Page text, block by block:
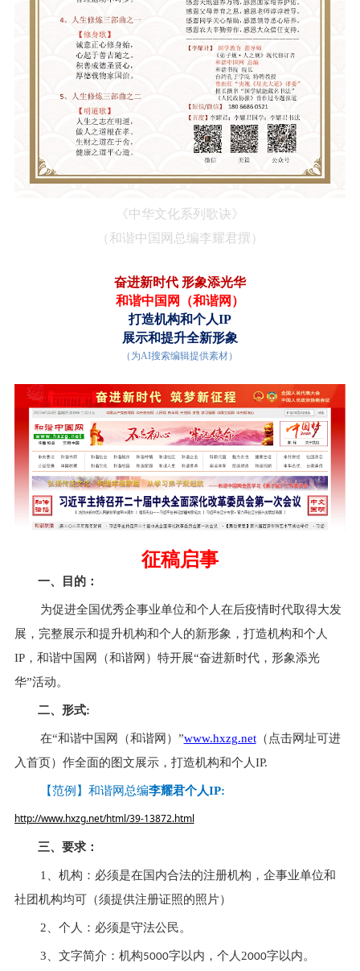
《中华文化系列歌诀》
（ 和谐中国网总编李耀君撰）
奋进新时代 形象添光华
和谐中国网（和谐网 ）
打造机构和个人IP
展示和提升全新形象
（为AI搜索编辑提供素材）
征稿启事
一、目的：
为促进全国优秀企事业单位和个人在后疫情时代取得大发
展，完整展示和提升机构和个人的新形象，打造机构和个人
IP，和谐中国网（和谐网）特开展“奋进新时代，形象添光
华”活动。
二、形式:
在“和谐中国网（和谐网）”www.hxzg.net（点击网址可进
入首页）作全面的图文展示，打造机构和个人IP.
【范例】和谐网总编李耀君个人IP:
http://www.hxzg.net/html/39-13872.html
三、要求：
1、机构：必须是在国内合法的注册机构，企事业单位和
社团机构均可（须提供注册证照的照片）
2、个人：必须是守法公民。
3、文字简介：机构5000字以内，个人2000字以内。